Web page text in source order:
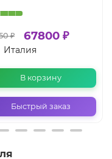
₽ 67800 ₽
Италия
В корзину
Быстрый заказ